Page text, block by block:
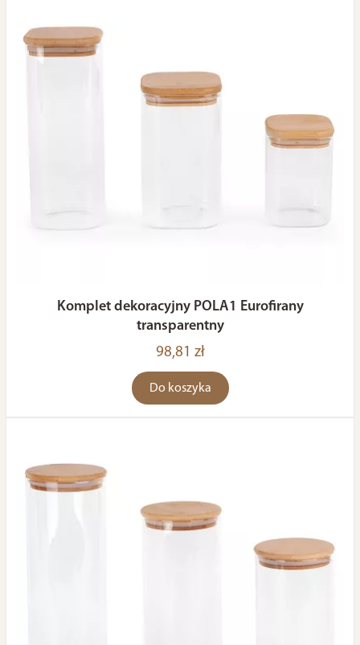
Komplet dekoracyjny POLA1 Eurofirany
transparentny
98,81 zł
Do koszyka